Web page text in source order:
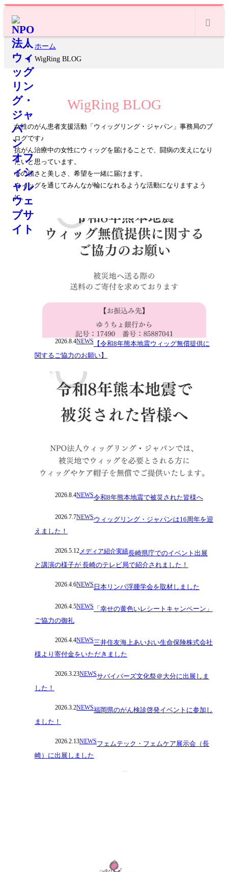
ホーム
WigRing BLOG
WigRing BLOG
女性のがん患者支援活動「ウィッグリング・ジャパン」事務局のブ
ログです♪
抗がん治療中の女性にウィッグを届けることで、闘病の支えになり
たいと思っています。
心の強さと美しさ、希望を一緒に届けます。
ウィッグを通じてみんなが輪になれるような活動になりますよう
に。
2026.8.4NEWS
【令和8年熊本地震ウィッグ無償提供に
関するご協力のお願い】
2026.8.4NEWS令和8年熊本地震で被災された皆様へ
2026.7.7NEWSウィッグリング・ジャパンは16周年を迎
えました！
2026.5.12メディア紹介実績長崎県庁でのイベント出展
と講演の様子が 長崎のテレビ局で紹介されました！
2026.4.6NEWS 日本リンパ浮腫学会を取材しました
2026.4.5NEWS 「幸せの黄色いレシートキャンペーン」
ご協力の御礼
2026.4.4NEWS三井住友海上あいおい生命保険株式会社
様より寄付金をいただきました
2026.3.23NEWSサバイバーズ文化祭＠大分に出展しま
した！
2026.3.2NEWS福岡県のがん検診啓発イベントに参加し
ました！
2026.2.13NEWSフェムテック・フェムケア展示会（長
崎）に出展しました